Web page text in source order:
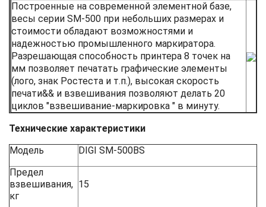
Построенные на современной элементной базе,
весы серии SM-500 при небольших размерах и
стоимости обладают возможностями и
надежностью промышленного маркиратора.
Разрешающая способность принтера 8 точек на
мм позволяет печатать графические элементы
(лого, знак Ростеста и т.п.), высокая скорость
печати&& и взвешивания позволяют делать 20
циклов "взвешивание-маркировка " в минуту.
Технические характеристики
Модель
DIGI SM-500BS
Предел
взвешивания,
кг
15